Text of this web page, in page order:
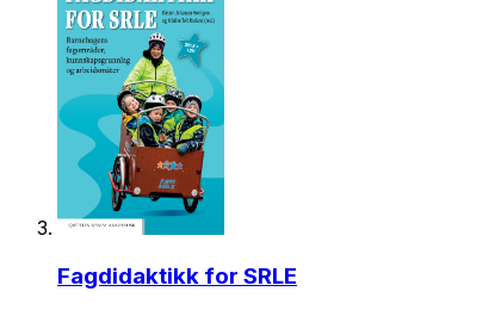
Fagdidaktikk for SRLE